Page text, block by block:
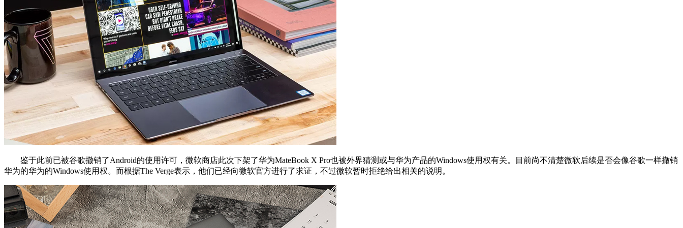
鉴于此前已被谷歌撤销了Android的使用许可，微软商店此次下架了华为MateBook X Pro也被外界猜测或与华为产品的Windows使用权有关。目前尚不清楚微软后续是否会像谷歌一样撤销
华为的华为的Windows使用权。而根据The Verge表示，他们已经向微软官方进行了求证，不过微软暂时拒绝给出相关的说明。